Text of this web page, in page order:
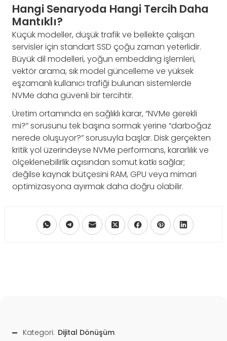
Hangi Senaryoda Hangi Tercih Daha
Mantıklı?
Küçük modeller, düşük trafik ve bellekte çalışan
servisler için standart SSD çoğu zaman yeterlidir.
Büyük dil modelleri, yoğun embedding işlemleri,
vektör arama, sık model güncelleme ve yüksek
eşzamanlı kullanıcı trafiği bulunan sistemlerde
NVMe daha güvenli bir tercihtir.
Üretim ortamında en sağlıklı karar, “NVMe gerekli
mi?” sorusunu tek başına sormak yerine “darboğaz
nerede oluşuyor?” sorusuyla başlar. Disk gerçekten
kritik yol üzerindeyse NVMe performans, kararlılık ve
ölçeklenebilirlik açısından somut katkı sağlar;
değilse kaynak bütçesini RAM, GPU veya mimari
optimizasyona ayırmak daha doğru olabilir.
Kategori: Dijital Dönüşüm